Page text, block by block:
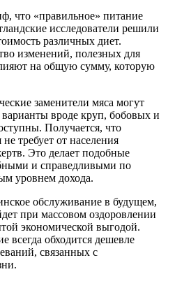
что «правильное» питание
исследователи решили
различных диет.
изменений, полезных для
на общую сумму, которую
заменители мяса могут
вроде круп, бобовых и
Получается, что
требует от населения
Это делает подобные
и справедливыми по
уровнем дохода.
обслуживание в будущем,
при массовом оздоровлении
экономической выгодой.
всегда обходится дешевле
связанных с